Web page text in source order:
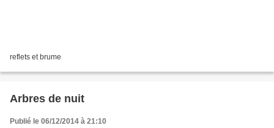
reflets et brume
Arbres de nuit
Publié le 06/12/2014 à 21:10